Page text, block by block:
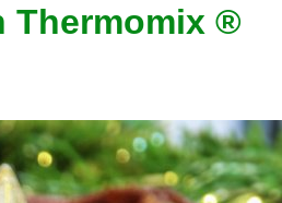
Thermomix ®